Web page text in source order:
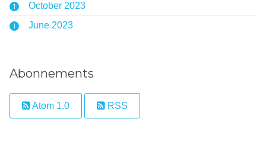
1 October 2023
1 June 2023
Abonnements
Atom 1.0 RSS